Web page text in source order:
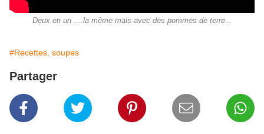
Deux en un ....la même mais avec des pommes de terre...
#Recettes, soupes
Partager